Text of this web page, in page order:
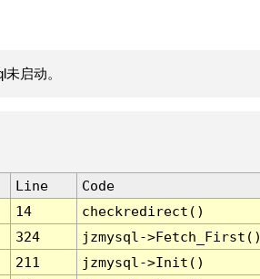
启动。
Line
Code
14
checkredirect()
324
jzmysql-
211
jzmysql->Init()